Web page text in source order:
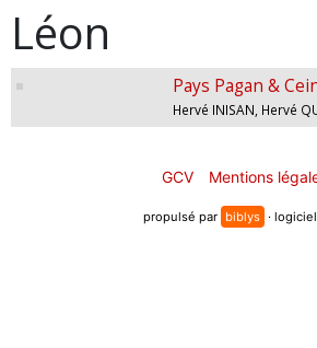
Léon
Pays Pagan &
Hervé INISAN, Hervé
GCV Mentions
propulsé par biblys ·